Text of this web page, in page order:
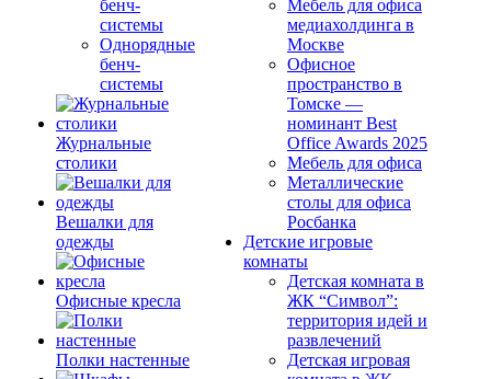
бенч-
системы
Однорядные
бенч-
системы
Журнальные
столики
Вешалки для
одежды
Офисные кресла
Полки настенные
Мебель для офиса
медиахолдинга в
Москве
Офисное
пространство в
Томске —
номинант Best
Office Awards 2025
Мебель для офиса
Металлические
столы для офиса
Росбанка
Детские игровые
комнаты
Детская комната в
ЖК “Символ”:
территория идей и
развлечений
Детская игровая